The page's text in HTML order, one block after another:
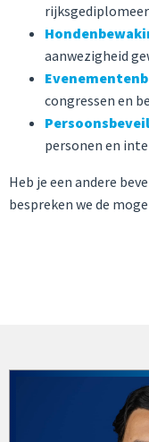
aanwezigheid
congressen en
personen en
Heb je een andere
bespreken we de